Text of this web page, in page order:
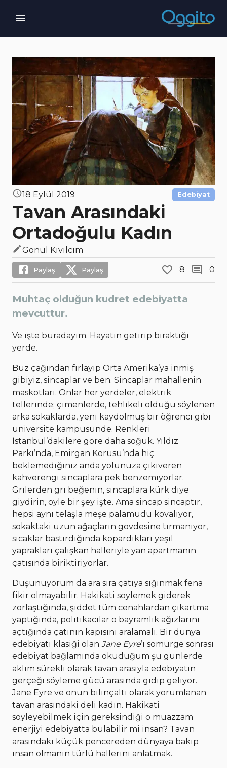
18 Eylül 2019 Edebiyat
Tavan Arasındaki
Ortadoğulu Kadın
Gönül Kıvılcım
Paylaş Paylaş 8 0
Muhtaç olduğun kudret edebiyatta
mevcuttur.
Ve işte buradayım. Hayatın getirip bıraktığı
yerde.
Buz çağından fırlayıp Orta Amerika’ya inmiş
gibiyiz, sincaplar ve ben. Sincaplar mahallenin
maskotları. Onlar her yerdeler, elektrik
tellerinde; çimenlerde, tehlikeli olduğu söylenen
arka sokaklarda, yeni kaydolmuş bir öğrenci gibi
üniversite kampüsünde. Renkleri
İstanbul’dakilere göre daha soğuk. Yıldız
Parkı’nda, Emirgan Korusu’nda hiç
beklemediğiniz anda yolunuza çıkıveren
kahverengi sincaplara pek benzemiyorlar.
Grilerden gri beğenin, sincaplara kürk diye
giydirin, öyle bir şey işte. Ama sincap sincaptır,
hepsi aynı telaşla meşe palamudu kovalıyor,
sokaktaki uzun ağaçların gövdesine tırmanıyor,
sıcaklar bastırdığında kopardıkları yeşil
yaprakları çalışkan halleriyle yan apartmanın
çatısında biriktiriyorlar.
Düşünüyorum da ara sıra çatıya sığınmak fena
fikir olmayabilir. Hakikati söylemek giderek
zorlaştığında, şiddet tüm cenahlardan çıkartma
yaptığında, politikacılar o bayramlık ağızlarını
açtığında çatının kapısını aralamalı. Bir dünya
edebiyatı klasiği olan Jane Eyre’ı sömürge sonrası
edebiyat bağlamında okuduğum şu günlerde
aklım sürekli olarak tavan arasıyla edebiyatın
gerçeği söyleme gücü arasında gidip geliyor.
Jane Eyre ve onun bilinçaltı olarak yorumlanan
tavan arasındaki deli kadın. Hakikati
söyleyebilmek için gereksindiği o muazzam
enerjiyi edebiyatta bulabilir mi insan? Tavan
arasındaki küçük pencereden dünyaya bakıp
insan olmanın türlü hallerini anlatmak.